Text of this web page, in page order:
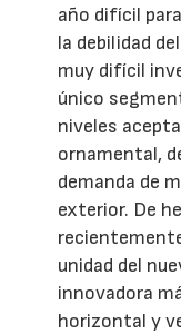
año difícil
la debilidad
muy difícil
único
niveles
ornamental,
demanda de
exterior. De
unidad del
innovadora
horizontal y